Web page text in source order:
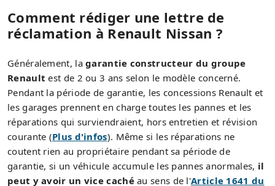
Comment rédiger une lettre de
réclamation à Renault Nissan ?
Généralement, lagarantie constructeur du groupe
Renault est de 2 ou 3 ans selon le modèle concerné.
Pendant la période de garantie, les concessions Renault et
les garages prennent en charge toutes les pannes et les
réparations qui surviendraient, hors entretien et révision
courante (Plus d'infos). Même si les réparations ne
coutent rien au propriétaire pendant sa période de
garantie, si un véhicule accumule les pannes anormales, il
peut y avoir un vice cachéau sens de l'Article 1641 du